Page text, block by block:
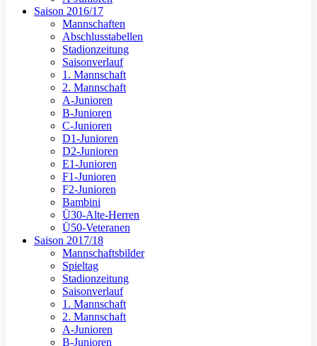
Saison 2016/17
Mannschaften
Abschlusstabellen
Stadionzeitung
Saisonverlauf
1. Mannschaft
2. Mannschaft
A-Junioren
B-Junioren
C-Junioren
D1-Junioren
D2-Junioren
E1-Junioren
F1-Junioren
F2-Junioren
Bambini
Ü30-Alte-Herren
Ü50-Veteranen
Saison 2017/18
Mannschaftsbilder
Spieltag
Stadionzeitung
Saisonverlauf
1. Mannschaft
2. Mannschaft
A-Junioren
B-Junioren